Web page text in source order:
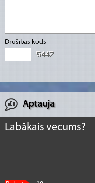
Drošības kods
Aptauja
Labākais vecums?